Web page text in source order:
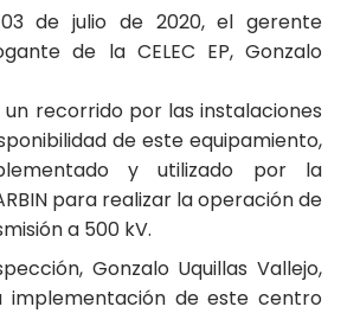
de julio de 2020, el gerente
de la CELEC EP, Gonzalo
un recorrido por las instalaciones
de este equipamiento,
y utilizado por la
para realizar la operación de
a 500 kV.
Gonzalo Uquillas Vallejo,
implementación de este centro